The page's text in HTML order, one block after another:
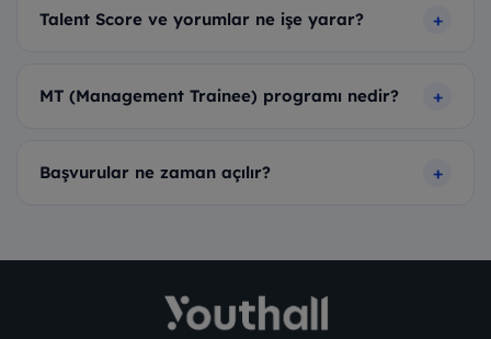
Talent Score ve yorumlar ne işe yarar?
MT (Management Trainee) programı nedir?
Başvurular ne zaman açılır?